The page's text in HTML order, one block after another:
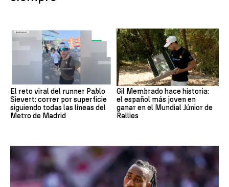
El reto viral del runner Pablo
Sievert: correr por superficie
siguiendo todas las líneas del
Metro de Madrid
Gil Membrado hace historia:
el español más joven en
ganar en el Mundial Júnior de
Rallies